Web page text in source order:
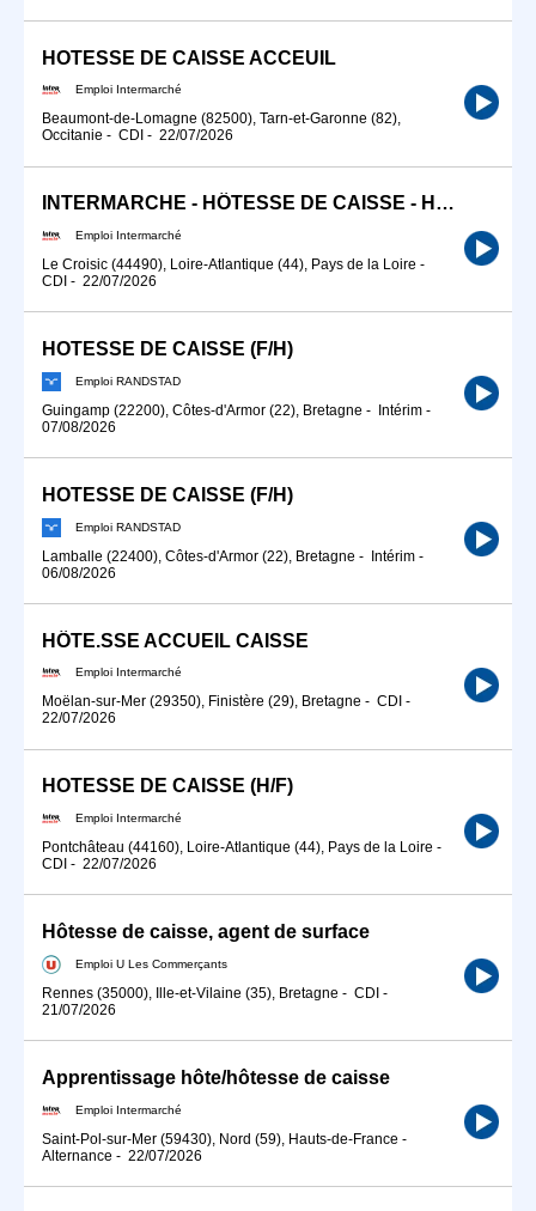
HOTESSE DE CAISSE ACCEUIL
Emploi Intermarché
Beaumont-de-Lomagne (82500), Tarn-et-Garonne (82),
Occitanie - CDI - 22/07/2026
INTERMARCHE - HÔTESSE DE CAISSE - HÔTESSE D'ACCUEIL (H/F)
Emploi Intermarché
Le Croisic (44490), Loire-Atlantique (44), Pays de la Loire -
CDI - 22/07/2026
HOTESSE DE CAISSE (F/H)
Emploi RANDSTAD
Guingamp (22200), Côtes-d'Armor (22), Bretagne - Intérim -
07/08/2026
HOTESSE DE CAISSE (F/H)
Emploi RANDSTAD
Lamballe (22400), Côtes-d'Armor (22), Bretagne - Intérim -
06/08/2026
HÔTE.SSE ACCUEIL CAISSE
Emploi Intermarché
Moëlan-sur-Mer (29350), Finistère (29), Bretagne - CDI -
22/07/2026
HOTESSE DE CAISSE (H/F)
Emploi Intermarché
Pontchâteau (44160), Loire-Atlantique (44), Pays de la Loire -
CDI - 22/07/2026
Hôtesse de caisse, agent de surface
Emploi U Les Commerçants
Rennes (35000), Ille-et-Vilaine (35), Bretagne - CDI -
21/07/2026
Apprentissage hôte/hôtesse de caisse
Emploi Intermarché
Saint-Pol-sur-Mer (59430), Nord (59), Hauts-de-France -
Alternance - 22/07/2026